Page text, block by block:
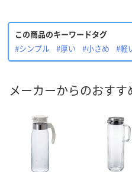
この商品のキーワードタグ
#シンプル
#厚い #小さめ #軽
メーカーからのおすす